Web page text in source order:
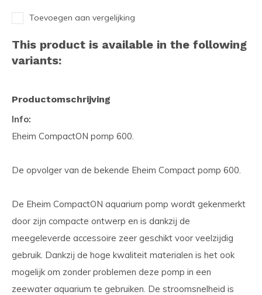
Toevoegen aan vergelijking
This product is available in the following
variants:
Productomschrijving
Info:
Eheim CompactON pomp 600.
De opvolger van de bekende Eheim Compact pomp 600.
De Eheim CompactON aquarium pomp wordt gekenmerkt
door zijn compacte ontwerp en is dankzij de
meegeleverde accessoire zeer geschikt voor veelzijdig
gebruik. Dankzij de hoge kwaliteit materialen is het ook
mogelijk om zonder problemen deze pomp in een
zeewater aquarium te gebruiken. De stroomsnelheid is